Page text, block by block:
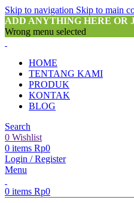
Skip to navigation Skip to main
ADD ANYTHING HERE OR
Wrong menu selected
HOME
TENTANG KAMI
PRODUK
KONTAK
BLOG
Search
0 Wishlist
0 items Rp0
Login / Register
Menu
0 items Rp0